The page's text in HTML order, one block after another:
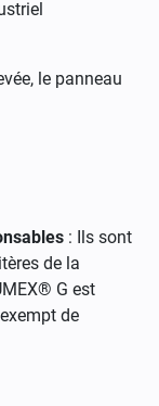
le panneau
: Ils sont
de la
G est
de